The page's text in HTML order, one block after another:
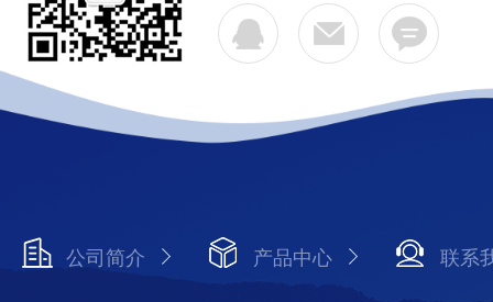
公司简介 产品中心 联系